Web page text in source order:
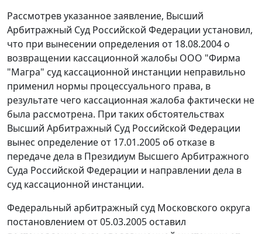
Рассмотрев указанное заявление, Высший
Арбитражный Суд Российской Федерации установил,
что при вынесении определения от 18.08.2004 о
возвращении кассационной жалобы ООО "Фирма
"Магра" суд кассационной инстанции неправильно
применил нормы процессуального права, в
результате чего кассационная жалоба фактически не
была рассмотрена. При таких обстоятельствах
Высший Арбитражный Суд Российской Федерации
вынес определение от 17.01.2005 об отказе в
передаче дела в Президиум Высшего Арбитражного
Суда Российской Федерации и направлении дела в
суд кассационной инстанции.
Федеральный арбитражный суд Московского округа
постановлением от 05.03.2005 оставил